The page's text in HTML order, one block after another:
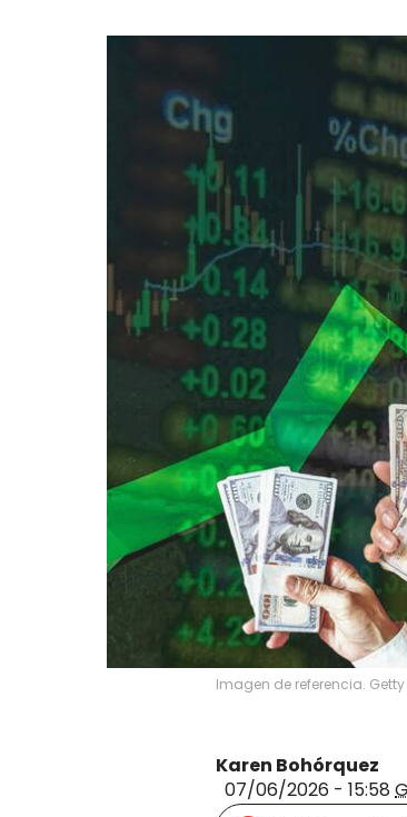
Imagen de referencia.
Karen Bohórquez
07/06/2026 - 15:58